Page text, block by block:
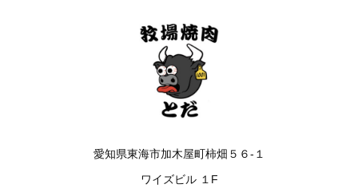
愛知県東海市加木屋町柿畑５６-１
ワイズビル １F